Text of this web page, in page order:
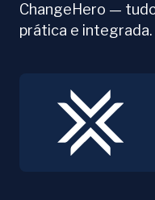
ChangeHero —
prática e integrada.